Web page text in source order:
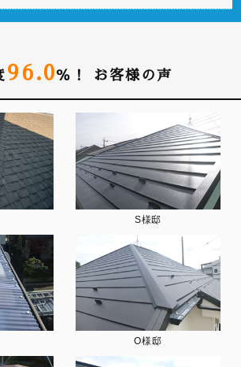
96.0％！ お客様の声
S様邸
O様邸